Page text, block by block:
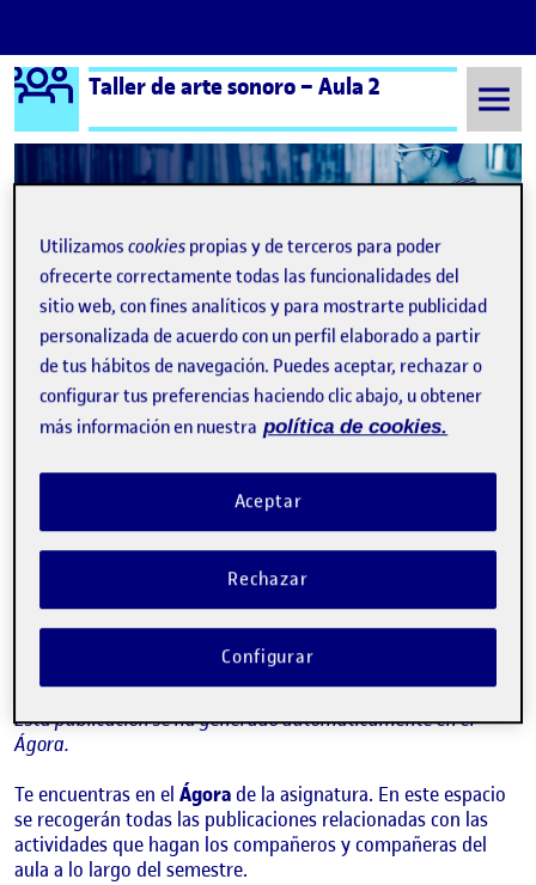
Saltar al contenido
Logo Ágora
Taller de arte sonoro – Aula 2
Semestre 20242 - Aula 2 ¡Bienvenidos y bienvenidas!
Navegación de entradas
Siguiente
Publicado por¡Bienvenidos y bienvenidas!
Esta publicación se ha generado automáticamente en el
Ágora.
Te encuentras en el Ágora de la asignatura. En este espacio
se recogerán todas las publicaciones relacionadas con las
actividades que hagan los compañeros y compañeras del
aula a lo largo del semestre.
Utilizamoscookies propias y de terceros para poder
ofrecerte correctamente todas las funcionalidades del
sitio web, con fines analíticos y para mostrarte publicidad
personalizada de acuerdo con un perfil elaborado a partir
de tus hábitos de navegación. Puedes aceptar, rechazar o
configurar tus preferencias haciendo clic abajo, u obtener
más información en nuestra política de cookies.
Rechazar
Aceptar
Configurar